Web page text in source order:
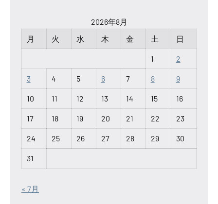
2026年8月
月
火 水 木 金 土 日
1 2
3 4 5 6 7 8 9
10 11 12 13 14 15 16
17 18 19 20 21 22 23
24 25 26 27 28 29 30
31
« 7月